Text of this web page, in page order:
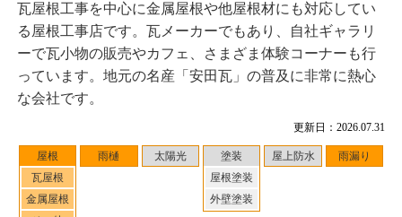
更新日：2026.07.31
屋根
瓦屋根
金属屋根
雨樋 太陽光
塗装
屋根塗装
外壁塗装
屋上防水 雨漏り
瓦屋根工事を中心に金属屋根や他屋根材にも対応してい
る屋根工事店です。瓦メーカーでもあり、自社ギャラリ
ーで瓦小物の販売やカフェ、さまざま体験コーナーも行
っています。地元の名産「安田瓦」の普及に非常に熱心
な会社です。